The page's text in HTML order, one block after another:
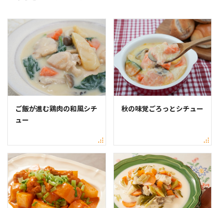
ご飯が進む鶏肉の和風シチ
ュー
秋の味覚ごろっとシチュー